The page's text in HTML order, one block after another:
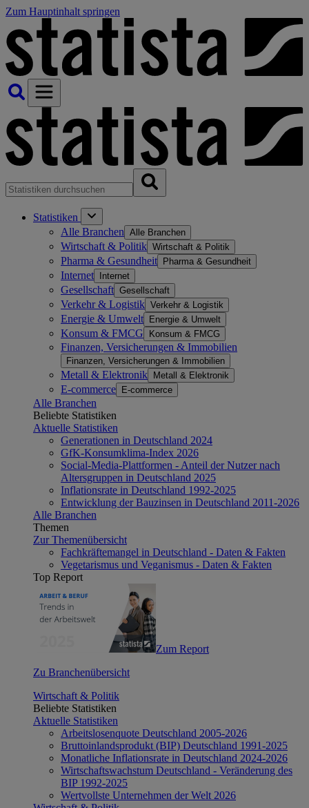
Zum Hauptinhalt springen
Statistiken
Alle Branchen Alle Branchen
Wirtschaft & Politik Wirtschaft & Politik
Pharma & Gesundheit Pharma & Gesundheit
Internet Internet
Gesellschaft Gesellschaft
Verkehr & Logistik Verkehr & Logistik
Energie & Umwelt Energie & Umwelt
Konsum & FMCG Konsum & FMCG
Finanzen, Versicherungen & Immobilien
Finanzen, Versicherungen & Immobilien
Metall & Elektronik Metall & Elektronik
E-commerce E-commerce
Alle Branchen
Beliebte Statistiken
Aktuelle Statistiken
Generationen in Deutschland 2024
GfK-Konsumklima-Index 2026
Social-Media-Plattformen - Anteil der Nutzer nach
Altersgruppen in Deutschland 2025
Inflationsrate in Deutschland 1992-2025
Entwicklung der Bauzinsen in Deutschland 2011-2026
Alle Branchen
Themen
Zur Themenübersicht
Fachkräftemangel in Deutschland - Daten & Fakten
Vegetarismus und Veganismus - Daten & Fakten
Top Report
Zum Report
Zu Branchenübersicht
Wirtschaft & Politik
Beliebte Statistiken
Aktuelle Statistiken
Arbeitslosenquote Deutschland 2005-2026
Bruttoinlandsprodukt (BIP) Deutschland 1991-2025
Monatliche Inflationsrate in Deutschland 2024-2026
Wirtschaftswachstum Deutschland - Veränderung des
BIP 1992-2025
Wertvollste Unternehmen der Welt 2026